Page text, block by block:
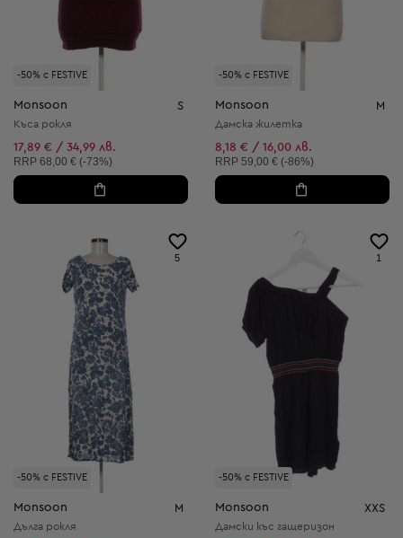
-50% с FESTIVE
Monsoon S
Къса рокля
17,89 € / 34,99 лв.
Препоръчителна цена:
RRP 68,00 € (-73%)
-50% с FESTIVE
Monsoon M
Дамска жилетка
8,18 € / 16,00 лв.
Препоръчителна цена:
RRP 59,00 € (-86%)
-50% с FESTIVE
5
Monsoon M
Дълга рокля
-50% с FESTIVE
1
Monsoon XXS
Дамски къс гащеризон